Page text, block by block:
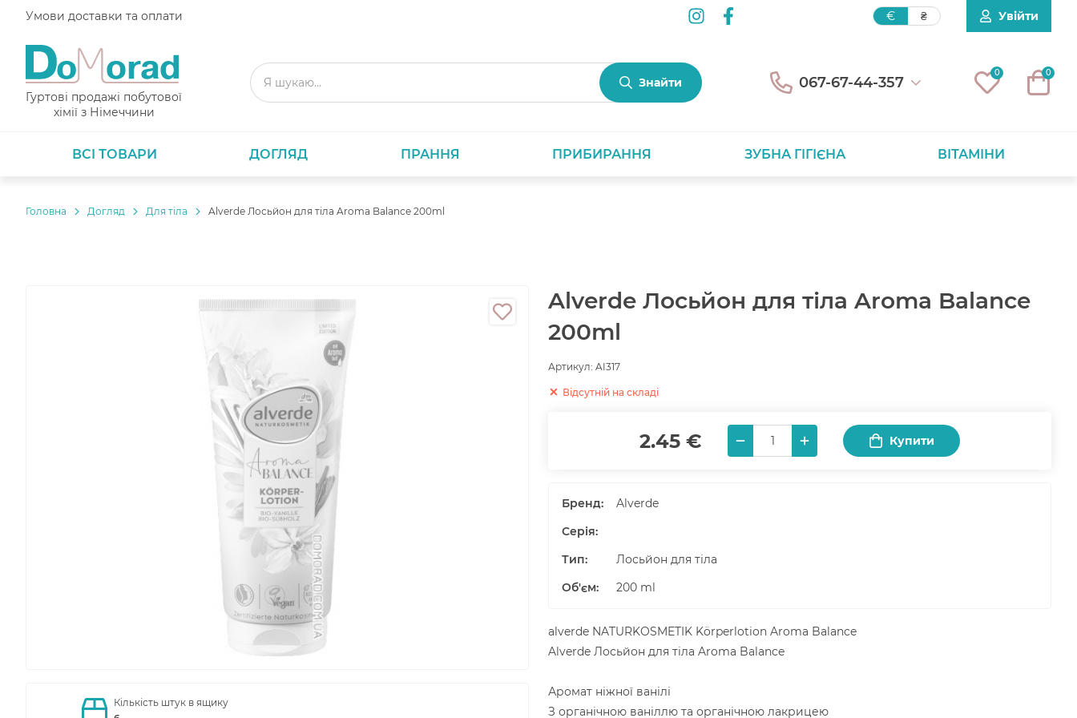
Умови доставки та оплати € ₴ Увійти
Гуртові продажі побутової
хімії з Німеччини
Знайти 067-67-44-357
0 0
ВСІ ТОВАРИ ДОГЛЯД ПРАННЯ ПРИБИРАННЯ ЗУБНА ГІГІЄНА ВІТАМІНИ
Головнa Догляд Для тіла Alverde Лосьйон для тіла Aroma Balance 200ml
Кількість штук в ящику
Alverde Лосьйон для тіла Aroma Balance
200ml
Артикул: AI317
Відсутній на складі
2.45 € Купити
Бренд:
Alverde
Серія:
Тип:
Лосьйон для тіла
Об'єм: 200 ml
alverde NATURKOSMETIK Körperlotion Aroma Balance
Alverde Лосьйон для тіла Aroma Balance
Аромат ніжної ванілі
З органічною ваніллю та органічною лакрицею